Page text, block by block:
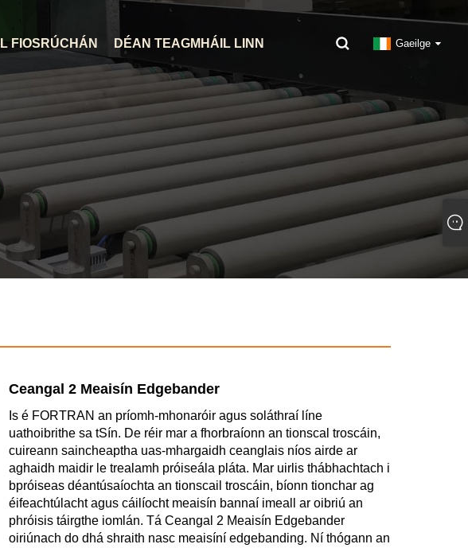
FIOSRÚCHÁN DÉAN TEAGMHÁIL LINN Gaeilge
Ceangal 2 Meaisín Edgebander
Is é FORTRAN an príomh-mhonaróir agus soláthraí líne
uathoibrithe sa tSín. De réir mar a fhorbraíonn an tionscal troscáin,
cuireann saincheaptha uas-mhargaidh ceanglais níos airde ar
aghaidh maidir le trealamh próiseála pláta. Mar uirlis thábhachtach i
bpróiseas déantúsaíochta an tionscail troscáin, bíonn tionchar ag
éifeachtúlacht agus cáilíocht meaisín bannaí imeall ar oibriú an
phróisis táirgthe iomlán. Tá Ceangal 2 Meaisín Edgebander
oiriúnach do dhá shraith nasc meaisíní edgebanding. Ní thógann an